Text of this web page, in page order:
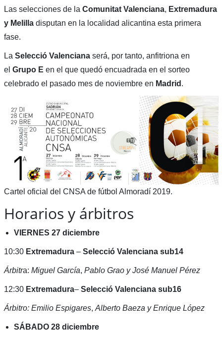
Las selecciones de la Comunitat Valenciana, Extremadura
y Melilla disputan en la localidad alicantina esta primera
fase.
La Selecció Valencianaserá, por tanto, anfitriona en
el Grupo E en el que quedó encuadrada en el sorteo
celebrado el pasado mes de noviembre en Madrid .
Cartel oficial del CNSA de fútbol Almoradí 2019.
Horarios y árbitros
VIERNES 27 diciembre
10:30 Extremadura– Selecció Valenciana sub14
Árbitra: Miguel García, Pablo Grao y José Manuel Pérez
12:30 Extremadura– Selecció Valenciana sub16
Árbitro: Emilio Espigares,Alberto Baeza y Enrique López
SÁBADO 28 diciembre